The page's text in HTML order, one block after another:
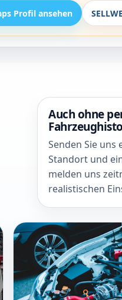
Profil ansehen
Auch ohne
Senden Sie uns
Standort und
melden uns
realistischen